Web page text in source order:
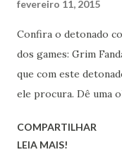
fevereiro 11, 2015
Confira o detonado
dos games: Grim
que com este
ele procura. Dê uma
COMPARTILHAR
LEIA MAIS!